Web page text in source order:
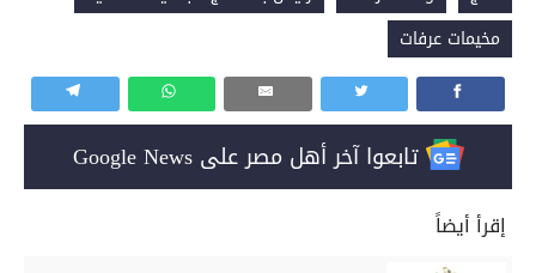
مخيمات عرفات
تابعوا آخر أهل مصر على Google News
إقرأ أيضاً